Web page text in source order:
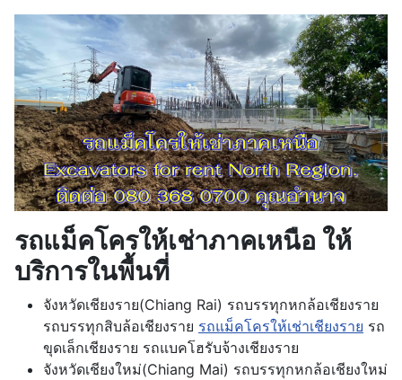
รถแม็คโครให้เช่าภาคเหนือ ให้
บริการในพื้นที่
จังหวัดเชียงราย(Chiang Rai) รถบรรทุกหกล้อเชียงราย
รถบรรทุกสิบล้อเชียงราย รถแม็คโครให้เช่าเชียงราย รถ
ขุดเล็กเชียงราย รถแบคโฮรับจ้างเชียงราย
จังหวัดเชียงใหม่(Chiang Mai) รถบรรทุกหกล้อเชียงใหม่